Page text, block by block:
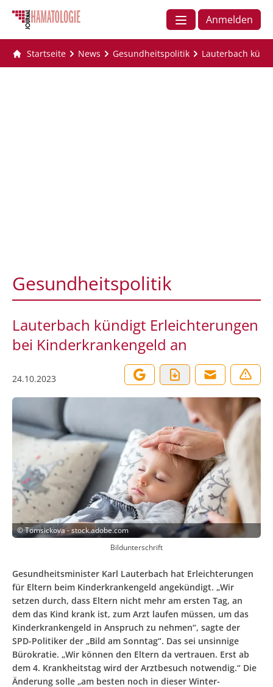
Anmelden
Startseite News Gesundheitspolitik Lauterbach
Gesundheitspolitik
Lauterbach kündigt Erleichterungen
bei Kinderkrankengeld an
24.10.2023
©Tomsickova - stock.adobe.com
Bildunterschrift
Gesundheitsminister Karl Lauterbach hat Erleichterungen
für Eltern beim Kinderkrankengeld angekündigt. „Wir
setzen durch, dass Eltern nicht mehr am ersten Tag, an
dem das Kind krank ist, zum Arzt laufen müssen, um das
Kinderkrankengeld in Anspruch zu nehmen“, sagte der
SPD-Politiker der „Bild am Sonntag“. Das sei unsinnige
Bürokratie. „Wir können den Eltern da vertrauen. Erst ab
dem 4. Krankheitstag wird der Arztbesuch notwendig.“ Die
Änderung solle „am besten noch in dieser Winter-